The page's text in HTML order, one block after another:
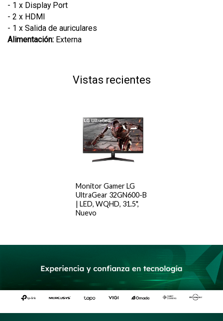
- 1 x Display Port
- 2 x HDMI
- 1 x Salida de auriculares
Alimentación: Externa
Vistas recientes
Monitor Gamer LG
UltraGear 32GN600-B
| LED, WQHD, 31.5",
Nuevo